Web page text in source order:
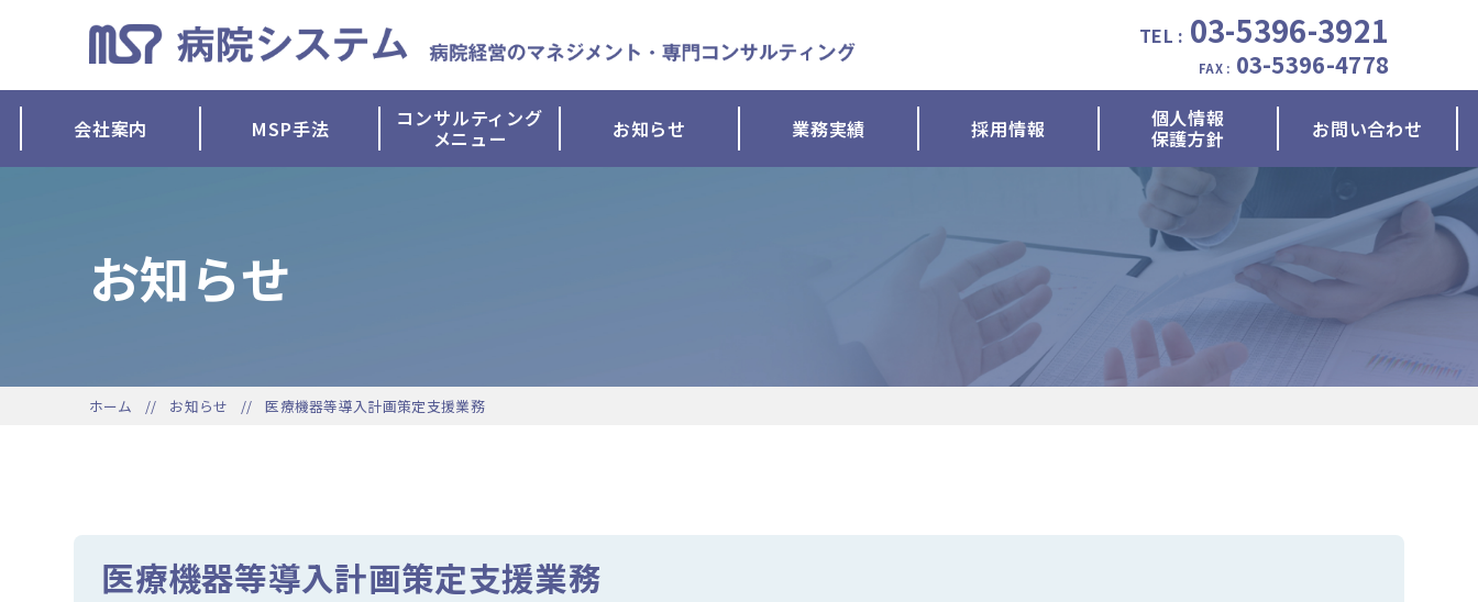
TEL : 03-5396-3921
FAX : 03-5396-4778
会社案内 MSP手法 コンサルティング
メニュー お知らせ 業務実績 採用情報 個人情報
保護方針 お問い合わせ
お知らせ
ホーム お知らせ 医療機器等導入計画策定支援業務
医療機器等導入計画策定支援業務